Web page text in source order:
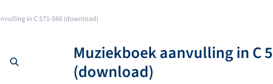
in C 571-586 (download)
Muziekboek aanvulling in C
(download)